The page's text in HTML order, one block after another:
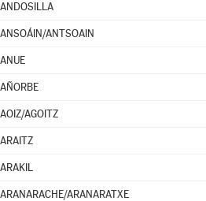
ANDOSILLA
ANSOÁIN/ANTSOAIN
ANUE
AÑORBE
AOIZ/AGOITZ
ARAITZ
ARAKIL
ARANARACHE/ARANARATXE